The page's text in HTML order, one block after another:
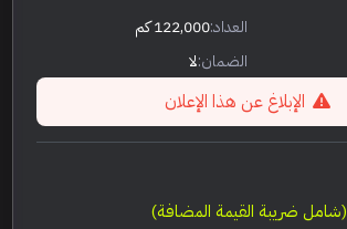
العداد:122,000 كم
الضمان:لا
الإبلاغ عن هذا الإعلان
(شامل ضريبة القيمة المضافة)